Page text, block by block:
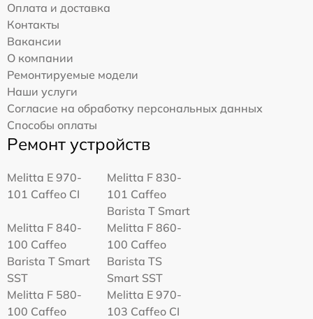
Оплата и доставка
Контакты
Вакансии
О компании
Ремонтируемые модели
Наши услуги
Согласие на обработку персональных данных
Способы оплаты
Ремонт устройств
Melitta Е 970-
101 Caffeo CI
Melitta F 830-
101 Caffeo
Barista T Smart
Melitta F 840-
100 Caffeo
Barista T Smart
SST
Melitta F 860-
100 Caffeo
Barista TS
Smart SST
Melitta F 580-
100 Caffeo
Melitta Е 970-
103 Caffeo CI